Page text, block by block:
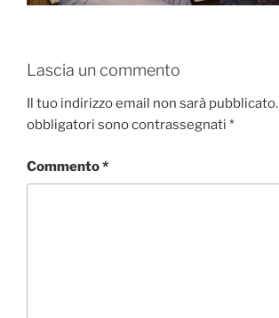
Lascia un commento
Il tuo indirizzo email non sarà pubblicato.
obbligatori sono contrassegnati *
Commento*